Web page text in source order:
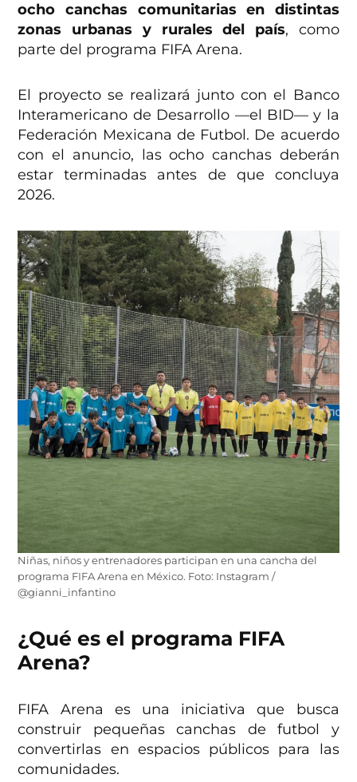
ocho canchas comunitarias en distintas
zonas urbanas y rurales del país, como
parte del programa FIFA Arena.
El proyecto se realizará junto con el Banco
Interamericano de Desarrollo —el BID— y la
Federación Mexicana de Futbol. De acuerdo
con el anuncio, las ocho canchas deberán
estar terminadas antes de que concluya
2026.
Niñas, niños y entrenadores participan en una cancha del
programa FIFA Arena en México. Foto: Instagram /
@gianni_infantino
¿Qué es el programa FIFA
Arena?
FIFA Arena es una iniciativa que busca
construir pequeñas canchas de futbol y
convertirlas en espacios públicos para las
comunidades.